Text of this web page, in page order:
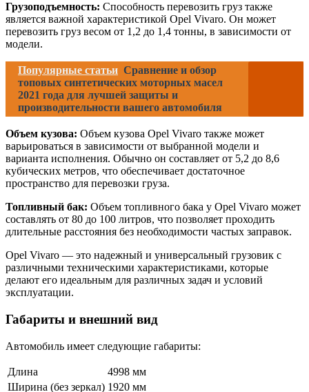
Грузоподъемность: Способность перевозить груз также
является важной характеристикой Opel Vivaro. Он может
перевозить груз весом от 1,2 до 1,4 тонны, в зависимости от
модели.
Популярные статьи Сравнение и обзор
топовых синтетических моторных масел
2021 года для лучшей защиты и
производительности вашего автомобиля
Объем кузова: Объем кузова Opel Vivaro также может
варьироваться в зависимости от выбранной модели и
варианта исполнения. Обычно он составляет от 5,2 до 8,6
кубических метров, что обеспечивает достаточное
пространство для перевозки груза.
Топливный бак: Объем топливного бака у Opel Vivaro может
составлять от 80 до 100 литров, что позволяет проходить
длительные расстояния без необходимости частых заправок.
Opel Vivaro — это надежный и универсальный грузовик с
различными техническими характеристиками, которые
делают его идеальным для различных задач и условий
эксплуатации.
Габариты и внешний вид
Автомобиль имеет следующие габариты:
Длина
4998 мм
Ширина (без зеркал) 1920 мм